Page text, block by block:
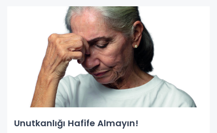
Unutkanlığı Hafife Almayın!